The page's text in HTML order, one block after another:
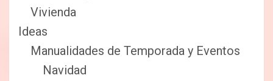
Vivienda
Ideas
Manualidades de Temporada y Eventos
Navidad